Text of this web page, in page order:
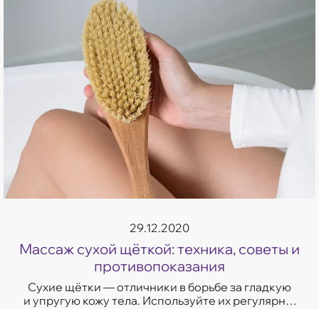
29.12.2020
Массаж сухой щёткой: техника, советы и
противопоказания
Сухие щётки — отличники в борьбе за гладкую
и упругую кожу тела. Используйте их регулярно,